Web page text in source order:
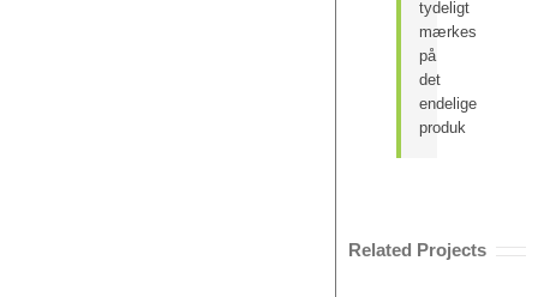
tydeligt
mærkes
på
det
endelige
produk
Related Projects